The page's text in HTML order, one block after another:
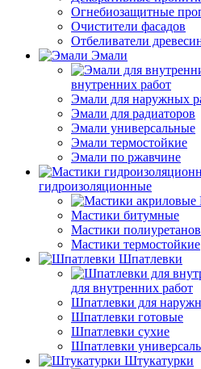
Огнебиозащитные
Очистители фасадов
Отбеливатели
Эмали
внутренних работ
Эмали для наружных
Эмали для радиаторов
Эмали универсальные
Эмали термостойкие
Эмали по ржавчине
гидроизоляционные
Мастики битумные
Мастики
Мастики термостойкие
Шпатлевки
для внутренних работ
Шпатлевки для
Шпатлевки готовые
Шпатлевки сухие
Шпатлевки
Штукатурки